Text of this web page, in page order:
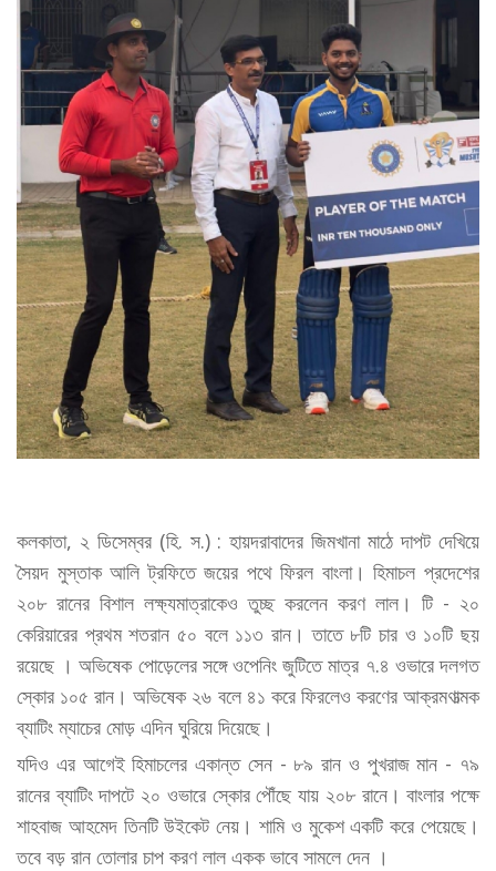
কলকাতা, ২ ডিসেম্বর (হি. স.) : হায়দরাবাদের জিমখানা মাঠে দাপট দেখিয়ে
সৈয়দ মুস্তাক আলি ট্রফিতে জয়ের পথে ফিরল বাংলা। হিমাচল প্রদেশের
২০৮ রানের বিশাল লক্ষ্যমাত্রাকেও তুচ্ছ করলেন করণ লাল। টি - ২০
কেরিয়ারের প্রথম শতরান ৫০ বলে ১১৩ রান। তাতে ৮টি চার ও ১০টি ছয়
রয়েছে । অভিষেক পোড়েলের সঙ্গে ওপেনিং জুটিতে মাত্র ৭.৪ ওভারে দলগত
স্কোর ১০৫ রান। অভিষেক ২৬ বলে ৪১ করে ফিরলেও করণের আক্রমণাত্মক
ব্যাটিং ম্যাচের মোড় এদিন ঘুরিয়ে দিয়েছে।
যদিও এর আগেই হিমাচলের একান্ত সেন - ৮৯ রান ও পুখরাজ মান - ৭৯
রানের ব্যাটিং দাপটে ২০ ওভারে স্কোর পৌঁছে যায় ২০৮ রানে। বাংলার পক্ষে
শাহবাজ আহমেদ তিনটি উইকেট নেয়। শামি ও মুকেশ একটি করে পেয়েছে।
তবে বড় রান তোলার চাপ করণ লাল একক ভাবে সামলে দেন ।